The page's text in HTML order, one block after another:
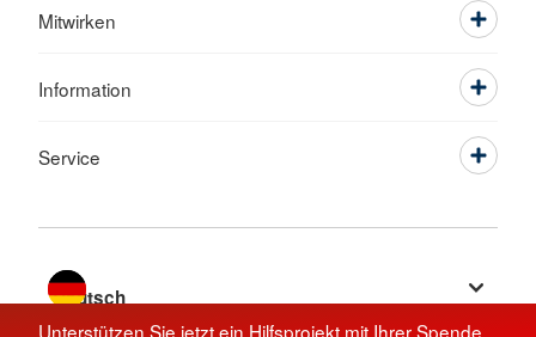
Unterstützen Sie jetzt ein Hilfsprojekt mit Ihrer Spende
Mitwirken
Information
Service
Sprache wechseln zu